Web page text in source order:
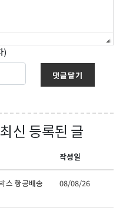
)
댓글달기
신 등록된 글
작성일
스 항공배송
08/08/26